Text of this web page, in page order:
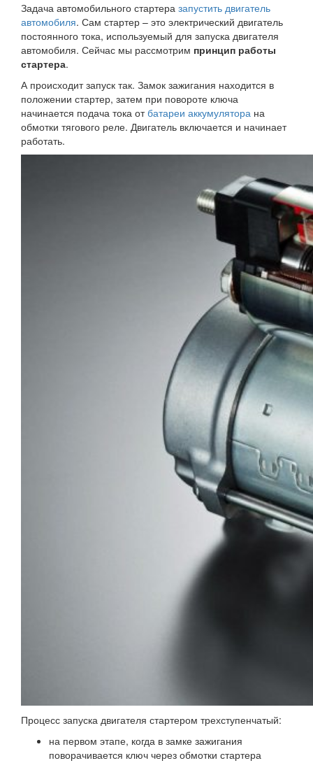
Задача автомобильного стартера запустить двигатель
автомобиля. Сам стартер – это электрический двигатель
постоянного тока, используемый для запуска двигателя
автомобиля. Сейчас мы рассмотрим принцип работы
стартера.
А происходит запуск так. Замок зажигания находится в
положении стартер, затем при повороте ключа
начинается подача тока отбатареи аккумулятора на
обмотки тягового реле. Двигатель включается и начинает
работать.
Процесс запуска двигателя стартером трехступенчатый:
на первом этапе, когда в замке зажигания
поворачивается ключ через обмотки стартера